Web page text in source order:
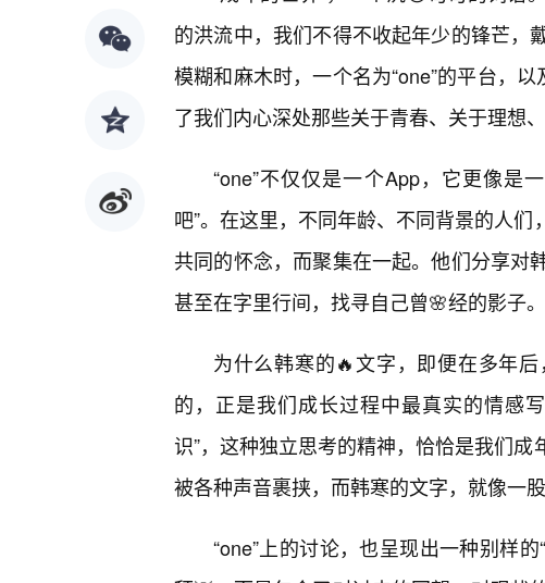
的洪流中，我们不得不收起年少的锋芒，
模糊和麻木时，一个名为“one”的平台，
了我们内心深处那些关于青春、关于理想
“one”不仅仅是一个App，它更像是
吧”。在这里，不同年龄、不同背景的人
共同的怀念，而聚集在一起。他们分享对
甚至在字里行间，找寻自己曾🌸经的影子。
为什么韩寒的🔥文字，即便在多年
的，正是我们成长过程中最真实的情感
识”，这种独立思考的精神，恰恰是我们
被各种声音裹挟，而韩寒的文字，就像一
“one”上的讨论，也呈现出一种别样